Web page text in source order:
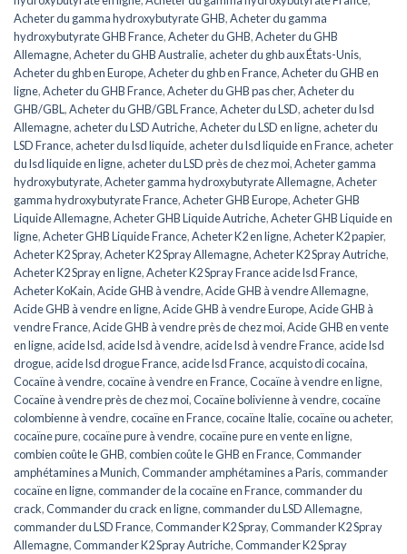
Acheter du gamma hydroxybutyrate GHB,Acheter du gamma
hydroxybutyrate GHB France,Acheter du GHB,Acheter du GHB
Allemagne,Acheter du GHB Australie, acheter du ghb aux États-Unis,
Acheter du ghb en Europe,Acheter du ghb en France,Acheter du GHB en
ligne,Acheter du GHB France,Acheter du GHB pas cher,Acheter du
GHB/GBL,Acheter du GHB/GBL France,Acheter du LSD, acheter du lsd
Allemagne, acheter du LSD Autriche,Acheter du LSD en ligne, acheter du
LSD France, acheter du lsd liquide, acheter du lsd liquide en France, acheter
du lsd liquide en ligne, acheter du LSD près de chez moi,Acheter gamma
hydroxybutyrate,Acheter gamma hydroxybutyrate Allemagne,Acheter
gamma hydroxybutyrate France,Acheter GHB Europe,Acheter GHB
Liquide Allemagne,Acheter GHB Liquide Autriche,Acheter GHB Liquide en
ligne,Acheter GHB Liquide France,Acheter K2 en ligne,Acheter K2 papier,
Acheter K2 Spray,Acheter K2 Spray Allemagne,Acheter K2 Spray Autriche,
Acheter K2 Spray en ligne,Acheter K2 Spray France acide lsd France,
Acheter KoKain,Acide GHB à vendre,Acide GHB à vendre Allemagne,
Acide GHB à vendre en ligne,Acide GHB à vendre Europe,Acide GHB à
vendre France,Acide GHB à vendre près de chez moi,Acide GHB en vente
en ligne, acide lsd, acide lsd à vendre, acide lsd à vendre France, acide lsd
drogue, acide lsd drogue France, acide lsd France, acquisto di cocaina,
Cocaïne à vendre,cocaïne à vendre en France,Cocaïne à vendre en ligne,
Cocaïne à vendre près de chez moi,Cocaïne bolivienne à vendre,cocaïne
colombienne à vendre,cocaïne en France,cocaïne Italie,cocaïne ou acheter,
cocaïne pure,cocaïne pure à vendre,cocaïne pure en vente en ligne,
combien coûte le GHB,combien coûte le GHB en France,Commander
amphétamines a Munich,Commander amphétamines a Paris,commander
cocaïne en ligne,commander de la cocaïne en France,commander du
crack,Commander du crack en ligne,commander du LSD Allemagne,
commander du LSD France,Commander K2 Spray,Commander K2 Spray
Allemagne,Commander K2 Spray Autriche,Commander K2 Spray